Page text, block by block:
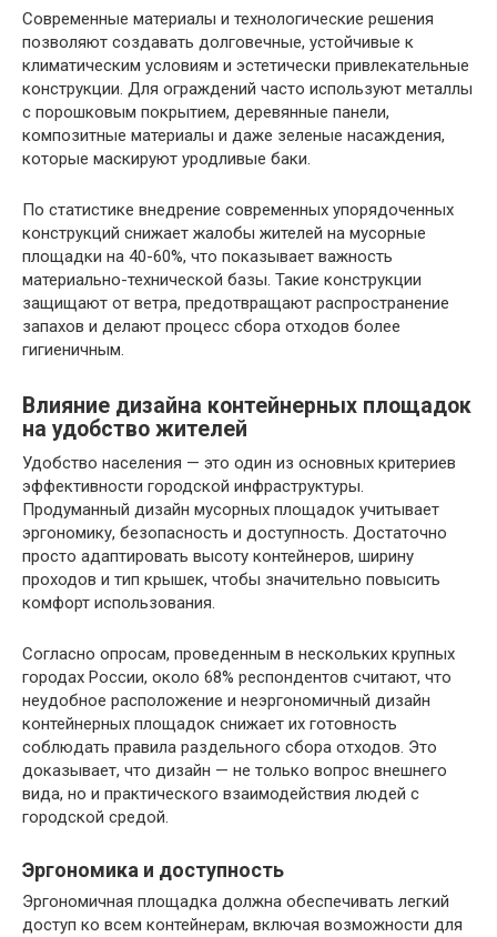
Современные материалы и технологические решения
позволяют создавать долговечные, устойчивые к
климатическим условиям и эстетически привлекательные
конструкции. Для ограждений часто используют металлы
с порошковым покрытием, деревянные панели,
композитные материалы и даже зеленые насаждения,
которые маскируют уродливые баки.
По статистике внедрение современных упорядоченных
конструкций снижает жалобы жителей на мусорные
площадки на 40-60%, что показывает важность
материально-технической базы. Такие конструкции
защищают от ветра, предотвращают распространение
запахов и делают процесс сбора отходов более
гигиеничным.
Влияние дизайна контейнерных площадок
на удобство жителей
Удобство населения — это один из основных критериев
эффективности городской инфраструктуры.
Продуманный дизайн мусорных площадок учитывает
эргономику, безопасность и доступность. Достаточно
просто адаптировать высоту контейнеров, ширину
проходов и тип крышек, чтобы значительно повысить
комфорт использования.
Согласно опросам, проведенным в нескольких крупных
городах России, около 68% респондентов считают, что
неудобное расположение и неэргономичный дизайн
контейнерных площадок снижает их готовность
соблюдать правила раздельного сбора отходов. Это
доказывает, что дизайн — не только вопрос внешнего
вида, но и практического взаимодействия людей с
городской средой.
Эргономика и доступность
Эргономичная площадка должна обеспечивать легкий
доступ ко всем контейнерам, включая возможности для